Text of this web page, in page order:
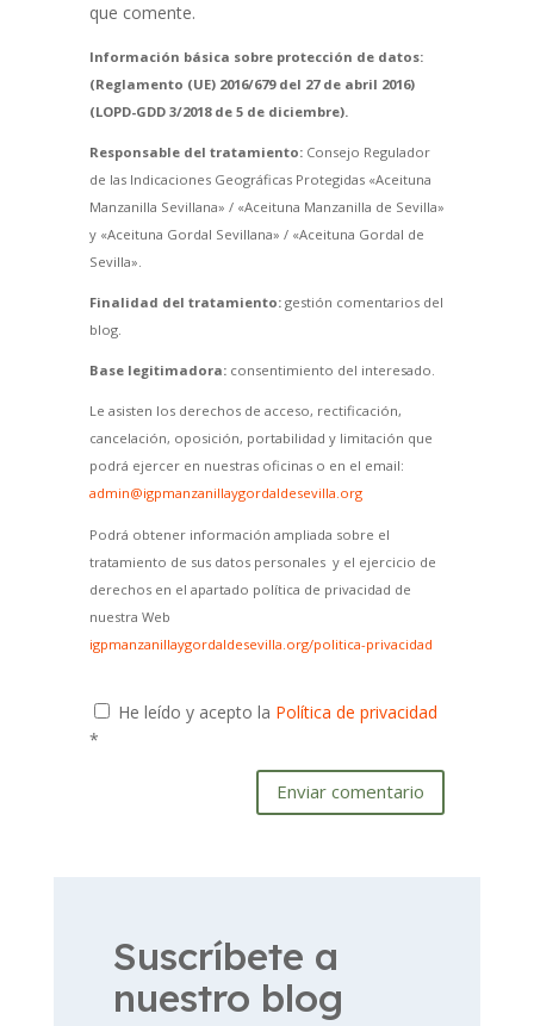
que comente.
Información básica sobre protección de datos:
(Reglamento (UE) 2016/679 del 27 de abril 2016)
(LOPD-GDD 3/2018 de 5 de diciembre).
Responsable del tratamiento:Consejo Regulador
de las Indicaciones Geográficas Protegidas «Aceituna
Manzanilla Sevillana» / «Aceituna Manzanilla de Sevilla»
y «Aceituna Gordal Sevillana» / «Aceituna Gordal de
Sevilla».
Finalidad del tratamiento:gestión comentarios del
blog.
Base legitimadora:consentimiento del interesado.
Le asisten los derechos de acceso, rectificación,
cancelación, oposición, portabilidad y limitación que
podrá ejercer en nuestras oficinas o en el email:
admin@igpmanzanillaygordaldesevilla.org
Podrá obtener información ampliada sobre el
tratamiento de sus datos personales y el ejercicio de
derechos en el apartado política de privacidad de
nuestra Web
igpmanzanillaygordaldesevilla.org/politica-privacidad
He leído y acepto la Política de privacidad
*
Enviar comentario
Suscríbete a
nuestro blog